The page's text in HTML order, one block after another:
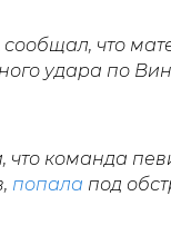
что
удара по
команда
попала под